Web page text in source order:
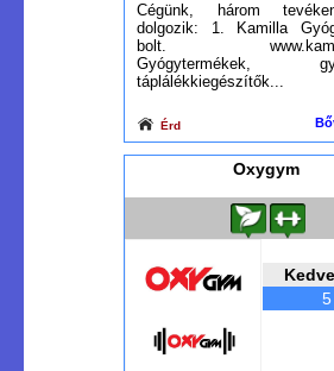
Cégünk, három
dolgozik: 1. Kamilla
bolt.
Gyógytermékek,
táplálékkiegészítők...
Érd
Oxygym
5